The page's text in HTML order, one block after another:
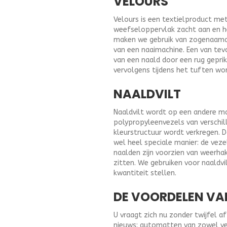
Velours is een textielproduct
weefseloppervlak zacht aan en
maken we gebruik van
van een naaimachine. Een van
van een naald door een rug
vervolgens tijdens het tuften
NAALDVILT
Naaldvilt wordt op een andere
polypropyleenvezels van
kleurstructuur wordt verkregen.
wel heel speciale manier: de
naalden zijn voorzien van
zitten. We gebruiken voor
kwantiteit stellen.
DE VOORDELEN
U vraagt zich nu zonder twijfel
nieuws: automatten van zowel